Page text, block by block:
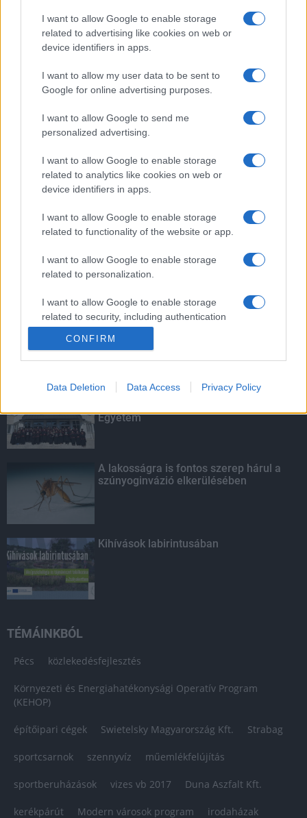
I want to allow Google to enable storage
related to advertising like cookies on web or
device identifiers in apps.
I want to allow my user data to be sent to
Google for online advertising purposes.
I want to allow Google to send me
personalized advertising.
I want to allow Google to enable storage
related to analytics like cookies on web or
device identifiers in apps.
I want to allow Google to enable storage
related to functionality of the website or app.
I want to allow Google to enable storage
related to personalization.
I want to allow Google to enable storage
related to security, including authentication
functionality and fraud prevention, and other
user protection.
CONFIRM
Data Deletion Data Access Privacy Policy
HÍRDETÉS
LEGOLVASOTTABB
Az év eddigi legmelegebb napja volt a
vasárnapi
szúnyoginvázió elkerülésében
Túlfogyasztás napja - július 30-ra
évre elegendő erőforrásait
Kecskeméten is szakirányú
Egyetem
A lakosságra is fontos szerep hárul a
szúnyoginvázió elkerülésében
Kihívások labirintusában
TÉMÁINKBÓL
Pécs közlekedésfejlesztés
Környezeti és Energiahatékonysági Operatív Program
(KEHOP)
építőipari cégek Swietelsky Magyarország Kft. Strabag
sportcsarnok szennyvíz műemlékfelújítás
sportberuházások vizes vb 2017 Duna Aszfalt Kft.
kerékpárút Modern városok program irodaházak